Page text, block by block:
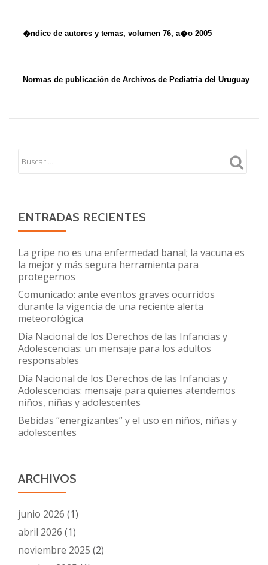
ENTRADAS RECIENTES
La gripe no es una enfermedad banal; la vacuna es
la mejor y más segura herramienta para
protegernos
Comunicado: ante eventos graves ocurridos
durante la vigencia de una reciente alerta
meteorológica
Día Nacional de los Derechos de las Infancias y
Adolescencias: un mensaje para los adultos
responsables
Día Nacional de los Derechos de las Infancias y
Adolescencias: mensaje para quienes atendemos
niños, niñas y adolescentes
Bebidas “energizantes” y el uso en niños, niñas y
adolescentes
ARCHIVOS
junio 2026 (1)
abril 2026 (1)
noviembre 2025 (2)